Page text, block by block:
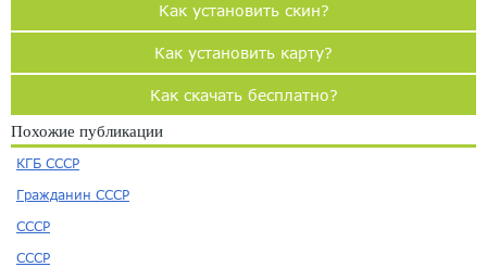
Как установить скин?
Как установить карту?
Как скачать бесплатно?
Похожие публикации
КГБ СССР
Гражданин СССР
СССР
СССР